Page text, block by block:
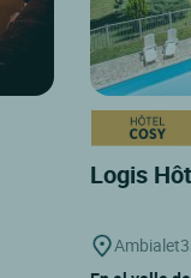
Logis
Ambialet